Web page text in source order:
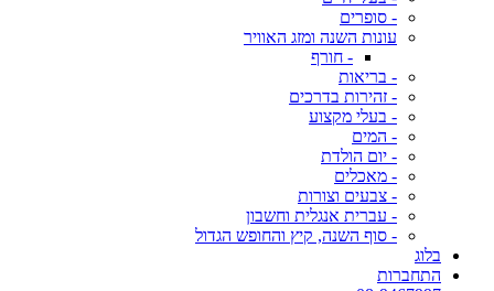
- סופרים
עונות השנה ומזג האוויר
- חורף
- בריאות
- זהירות בדרכים
- בעלי מקצוע
- המים
- יום הולדת
- מאכלים
- צבעים וצורות
- עברית אנגלית וחשבון
- סוף השנה, קיץ והחופש הגדול
בלוג
התחברות